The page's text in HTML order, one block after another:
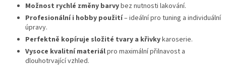
Možnost rychlé změny barvybez nutnosti lakování.
Profesionální i hobby použití– ideální pro tuning a individuální
úpravy.
Perfektně kopíruje složité tvary a křivkykaroserie.
Vysoce kvalitní materiálpro maximální přilnavost a
dlouhotrvající vzhled.